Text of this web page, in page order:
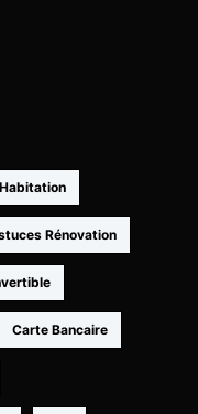
Rénovation
Carte Bancaire